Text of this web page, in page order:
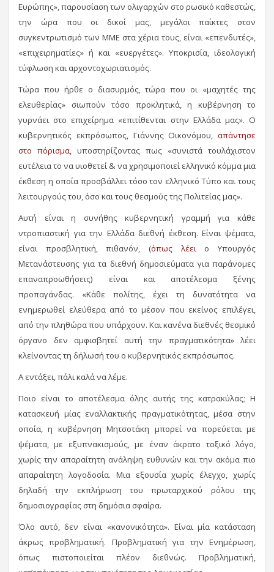
Ευρώπης», παρουσίαση των ολιγαρχών στο ρωσικό καθεστώς,
την ώρα που οι δικοί μας, μεγάλοι παίκτες στον
συγκεντρωτισμό των ΜΜΕ στα χέρια τους, είναι «επενδυτές»,
«επιχειρηματίες» ή και «ευεργέτες». Υποκρισία, ιδεολογική
τύφλωση και αρχοντοχωριατισμός.
Τώρα που ήρθε ο διασυρμός, τώρα που οι «μαχητές της
ελευθερίας» σιωπούν τόσο προκλητικά, η κυβέρνηση το
γυρνάει στο επιχείρημα «επιτίθενται στην Ελλάδα μας». Ο
κυβερνητικός εκπρόσωπος, Γιάννης Οικονόμου, απάντησε
στο πόρισμα, υποστηρίζοντας πως «συνιστά τουλάχιστον
ευτέλεια το να υιοθετεί & να χρησιμοποιεί ελληνικό κόμμα μια
έκθεση η οποία προσβάλλει τόσο τον ελληνικό Τύπο και τους
λειτουργούς του, όσο και τους θεσμούς της Πολιτείας μας».
Αυτή είναι η συνήθης κυβερνητική γραμμή για κάθε
ντροπιαστική για την Ελλάδα διεθνή έκθεση. Είναι ψέματα,
είναι προσβλητική, πιθανόν, (όπως λέειο Υπουργός
Μετανάστευσης για τα διεθνή δημοσιεύματα για παράνομες
επαναπροωθήσεις) είναι και αποτέλεσμα ξένης
προπαγάνδας. «Κάθε πολίτης, έχει τη δυνατότητα να
ενημερωθεί ελεύθερα από το μέσον που εκείνος επιλέγει,
από την πληθώρα που υπάρχουν. Και κανένα διεθνές θεσμικό
όργανο δεν αμφισβητεί αυτή την πραγματικότητα» λέει
κλείνοντας τη δήλωσή του ο κυβερνητικός εκπρόσωπος.
Α εντάξει, πάλι καλά να λέμε.
Ποιο είναι το αποτέλεσμα όλης αυτής της κατρακύλας; Η
κατασκευή μίας εναλλακτικής πραγματικότητας, μέσα στην
οποία, η κυβέρνηση Μητσοτάκη μπορεί να πορεύεται με
ψέματα, με εξυπνακισμούς, με έναν άκρατο τοξικό λόγο,
χωρίς την απαραίτητη ανάληψη ευθυνών και την ακόμα πιο
απαραίτητη λογοδοσία. Μια εξουσία χωρίς έλεγχο, χωρίς
δηλαδή την εκπλήρωση του πρωταρχικού ρόλου της
δημοσιογραφίας στη δημόσια σφαίρα.
Όλο αυτό, δεν είναι «κανονικότητα». Είναι μία κατάσταση
άκρως προβληματική. Προβληματική για την Ενημέρωση,
όπως πιστοποιείται πλέον διεθνώς. Προβληματική,